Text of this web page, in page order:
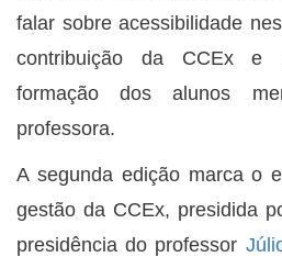
falar sobre acessibilidade
contribuição da CCEx e
formação dos alunos
professora.
A segunda edição marca o
gestão da CCEx, presidida
presidência do professor